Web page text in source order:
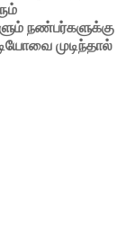
நண்பர்களுக்கு
முடிந்தால்